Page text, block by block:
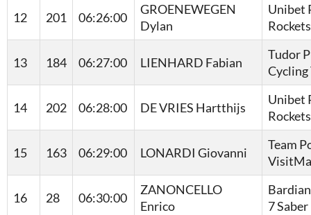
12 201 06:26:00
GROENEWEGEN
Dylan
Unibet
Rockets
13 184 06:27:00 LIENHARD Fabian
Tudor
Cycling
14 202 06:28:00 DE VRIES Hartthijs
Unibet
Rockets
15 163 06:29:00 LONARDI Giovanni
Team
16 28 06:30:00
ZANONCELLO
Enrico
7 Saber